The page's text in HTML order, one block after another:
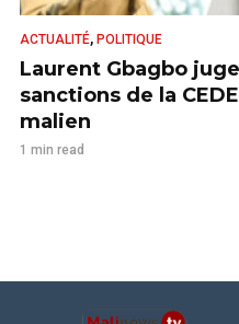
ACTUALITÉ, POLITIQUE
Laurent Gbagbo
sanctions de la
malien
1 min read